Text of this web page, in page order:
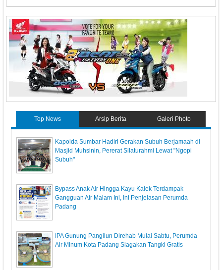
Top News Arsip Berita Galeri Photo
Kapolda Sumbar Hadiri Gerakan Subuh Berjamaah di
Masjid Muhsinin, Pererat Silaturahmi Lewat "Ngopi
Subuh"
Bypass Anak Air Hingga Kayu Kalek Terdampak
Gangguan Air Malam Ini, Ini Penjelasan Perumda
Padang
IPA Gunung Pangilun Direhab Mulai Sabtu, Perumda
Air Minum Kota Padang Siagakan Tangki Gratis